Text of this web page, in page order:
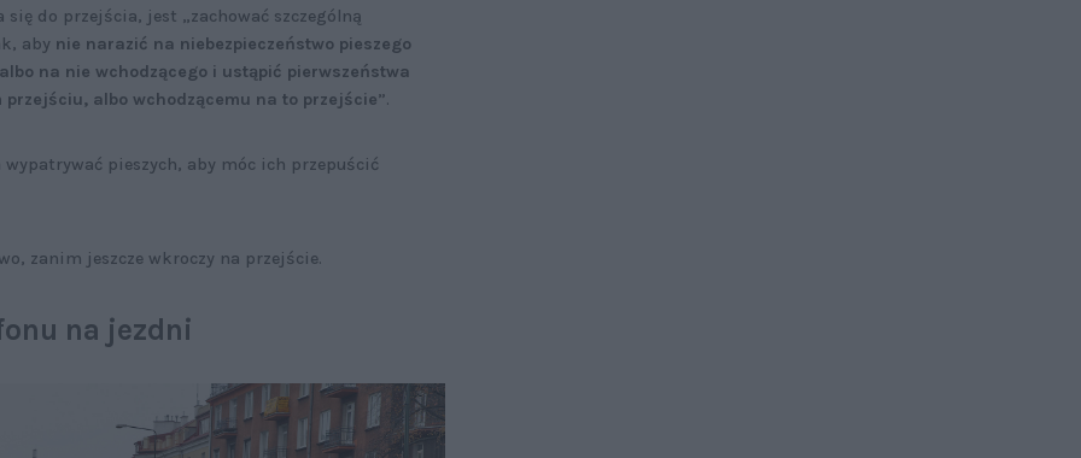
do przejścia, jest „zachować szczególną
aby nie narazić na niebezpieczeństwo pieszego
na nie wchodzącego i ustąpić pierwszeństwa
albo wchodzącemu na to przejście”.
pieszych, aby móc ich przepuścić
zanim jeszcze wkroczy na przejście.
na jezdni